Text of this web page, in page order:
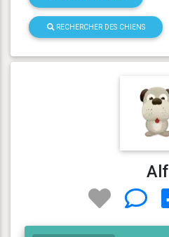
RECHERCHER DES CHIENS
Alf